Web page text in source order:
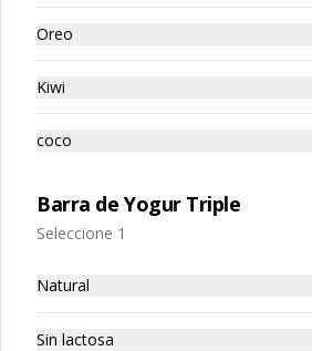
Energy Ball x4
10 Energy Balls a elección
Oreo
Kiwi
coco
Barra de Yogur Triple
Seleccione 1
Natural
Sin lactosa